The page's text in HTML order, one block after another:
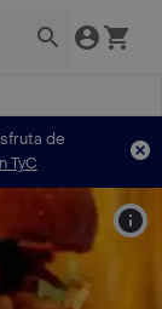
de
TyC